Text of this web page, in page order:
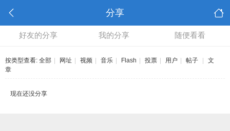
分享
好友的分享 我的分享 随便看看
按类型查看: 全部 网址 视频 音乐 Flash 投票 用户 帖子
文
章
现在还没分享